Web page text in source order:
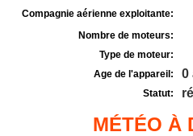
Compagnie aérienne exploitante:
Nombre de moteurs:
Type de moteur:
Age de l'appareil:
0
Statut:
MÉTÉO À